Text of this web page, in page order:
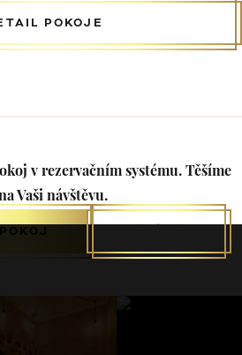
POKOJE
v rezervačním systému. Těšíme
Vaši návštěvu.